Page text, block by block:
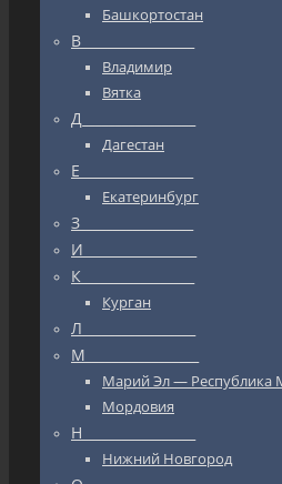
Башкортостан
В_________________
Владимир
Вятка
Д_________________
Дагестан
Е_________________
Екатеринбург
З_________________
И_________________
К_________________
Курган
Л_________________
М_________________
Марий Эл — Республика
Мордовия
Н_________________
Нижний Новгород